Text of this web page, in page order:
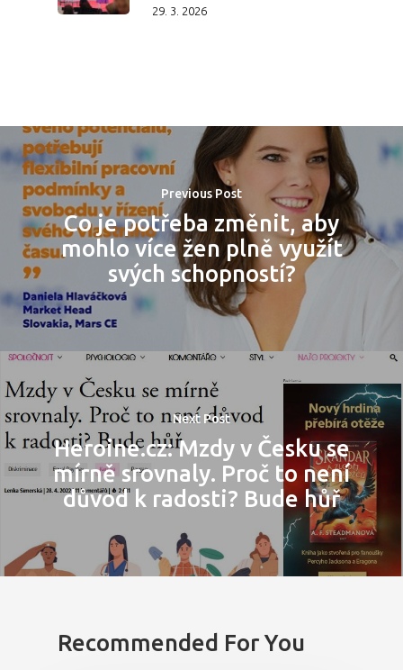
29. 3. 2026
Previous Post
Co je potřeba změnit, aby
mohlo více žen plně využít
svých schopností?
Next Post
Heroine.cz: Mzdy v Česku se
mírně srovnaly. Proč to není
důvod k radosti? Bude hůř
Recommended For You